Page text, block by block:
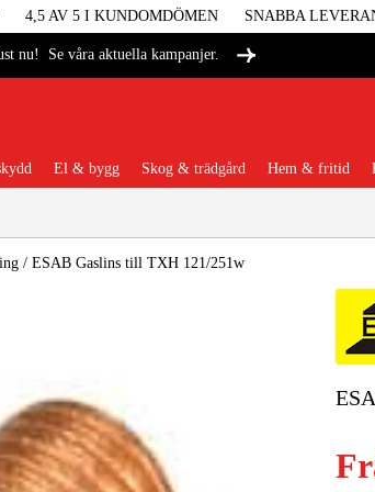
4,5 AV 5 I KUNDOMDÖMEN SNABBA
nu! Se våra aktuella kampanjer.
Populära kategorier
Maskiner &
El & bygg Skog & trädgård Hem & fritid
/ ESAB Gaslins till TXH 121/251w